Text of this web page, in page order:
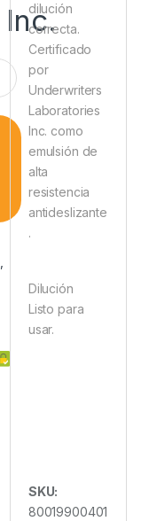
Inc.
dilución
correcta.
Certificado
por
Underwriters
Laboratories
Inc. como
emulsión de
alta
resistencia
antideslizante
.
Dilución
Listo para
usar.
SKU:
80019900401